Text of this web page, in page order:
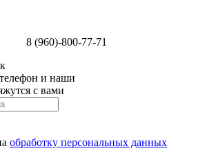
8 (960)-800-77-71
и наши
с вами
обработку персональных данных